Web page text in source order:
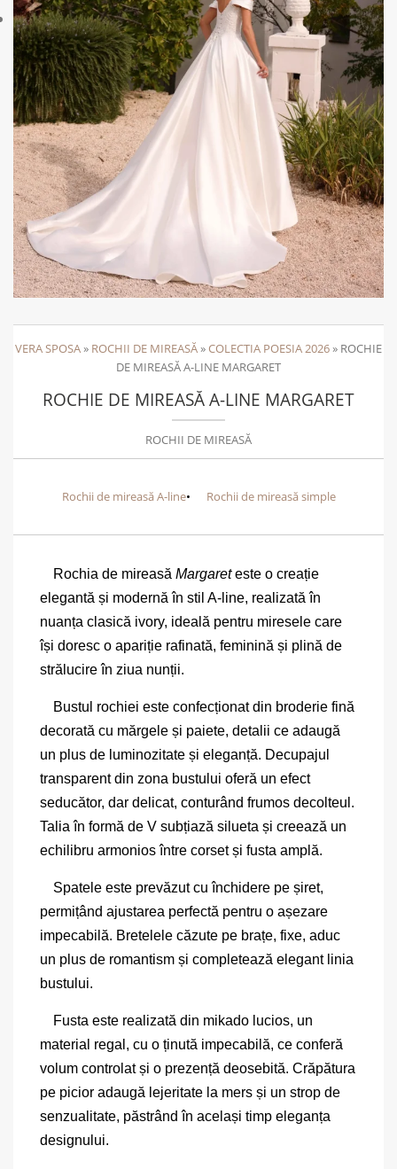
VERA SPOSA» ROCHII DE MIREASĂ»COLECTIA POESIA 2026» ROCHIE
DE MIREASĂ A-LINE MARGARET
ROCHIE DE MIREASĂ A-LINE MARGARET
ROCHII DE MIREASĂ
Rochii de mireasă A-line Rochii de mireasă simple
Rochia de mireasă Margareteste o creație
elegantă și modernă în stil A-line, realizată în
nuanța clasică ivory, ideală pentru miresele care
își doresc o apariție rafinată, feminină și plină de
strălucire în ziua nunții.
Bustul rochiei este confecționat din broderie fină
decorată cu mărgele și paiete, detalii ce adaugă
un plus de luminozitate și eleganță. Decupajul
transparent din zona bustului oferă un efect
seducător, dar delicat, conturând frumos decolteul.
Talia în formă de V subțiază silueta și creează un
echilibru armonios între corset și fusta amplă.
Spatele este prevăzut cu închidere pe șiret,
permițând ajustarea perfectă pentru o așezare
impecabilă. Bretelele căzute pe brațe, fixe, aduc
un plus de romantism și completează elegant linia
bustului.
Fusta este realizată din mikado lucios, un
material regal, cu o ținută impecabilă, ce conferă
volum controlat și o prezență deosebită. Crăpătura
pe picior adaugă lejeritate la mers și un strop de
senzualitate, păstrând în același timp eleganța
designului.